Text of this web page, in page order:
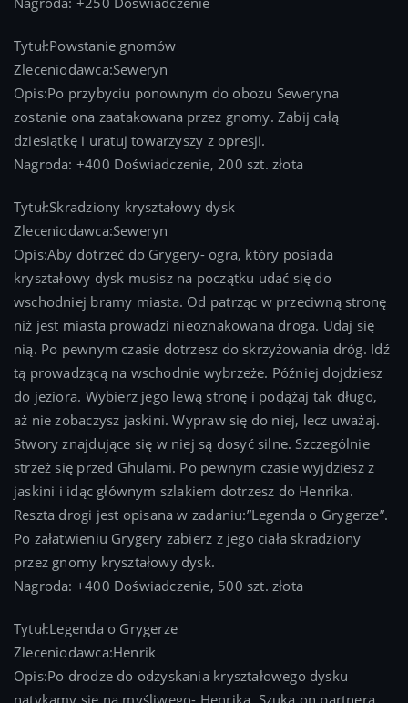
Tytuł:Powstanie gnomów
Zleceniodawca:Seweryn
Opis:Po przybyciu ponownym do obozu Seweryna
zostanie ona zaatakowana przez gnomy. Zabij całą
dziesiątkę i uratuj towarzyszy z opresji.
Nagroda: +400 Doświadczenie, 200 szt. złota
Tytuł:Skradziony kryształowy dysk
Zleceniodawca:Seweryn
Opis:Aby dotrzeć do Grygery- ogra, który posiada
kryształowy dysk musisz na początku udać się do
wschodniej bramy miasta. Od patrząc w przeciwną stronę
niż jest miasta prowadzi nieoznakowana droga. Udaj się
nią. Po pewnym czasie dotrzesz do skrzyżowania dróg. Idź
tą prowadzącą na wschodnie wybrzeże. Później dojdziesz
do jeziora. Wybierz jego lewą stronę i podążaj tak długo,
aż nie zobaczysz jaskini. Wypraw się do niej, lecz uważaj.
Stwory znajdujące się w niej są dosyć silne. Szczególnie
strzeż się przed Ghulami. Po pewnym czasie wyjdziesz z
jaskini i idąc głównym szlakiem dotrzesz do Henrika.
Reszta drogi jest opisana w zadaniu:”Legenda o Grygerze”.
Po załatwieniu Grygery zabierz z jego ciała skradziony
przez gnomy kryształowy dysk.
Nagroda: +400 Doświadczenie, 500 szt. złota
Tytuł:Legenda o Grygerze
Zleceniodawca:Henrik
Opis:Po drodze do odzyskania kryształowego dysku